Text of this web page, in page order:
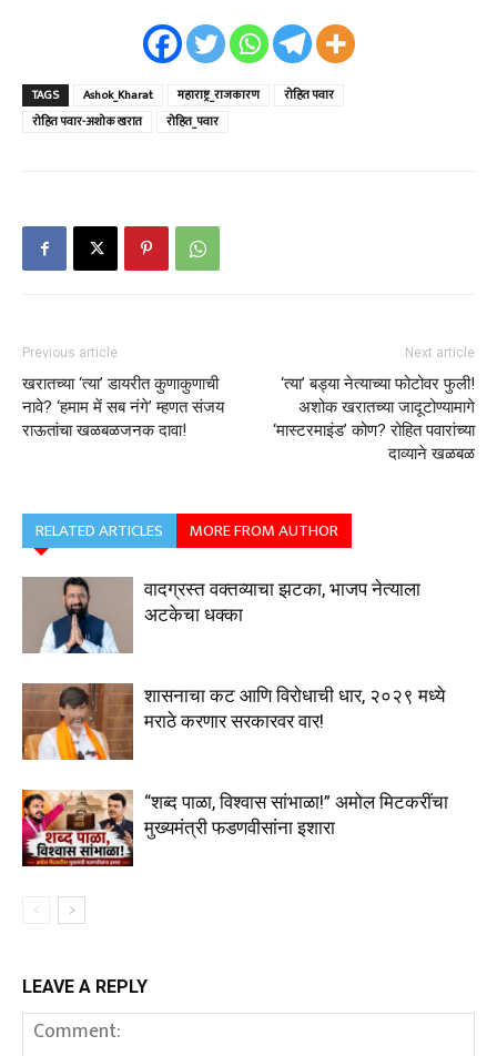
TAGS Ashok_Kharat महाराष्ट्र_राजकारण
रोहित पवार
रोहित पवार-अशोक खरात
रोहित_पवार
Previous article
खरातच्या ‘त्या’ डायरीत कुणाकुणाची
नावे? ‘हमाम में सब नंगे’ म्हणत संजय
राऊतांचा खळबळजनक दावा!
Next article
‘त्या’ बड्या नेत्याच्या फोटोवर फुली!
अशोक खरातच्या जादूटोण्यामागे
‘मास्टरमाइंड’ कोण? रोहित पवारांच्या
दाव्याने खळबळ
RELATED ARTICLES MORE FROM AUTHOR
वादग्रस्त वक्तव्याचा झटका, भाजप नेत्याला
अटकेचा धक्का
शासनाचा कट आणि विरोधाची धार, २०२९ मध्ये
मराठे करणार सरकारवर वार!
“शब्द पाळा, विश्वास सांभाळा!” अमोल मिटकरींचा
मुख्यमंत्री फडणवीसांना इशारा
LEAVE A REPLY